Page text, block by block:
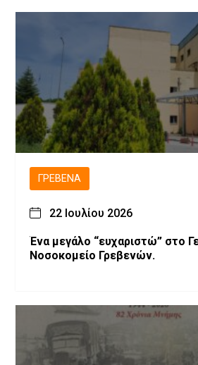
ΓΡΕΒΕΝΆ
22 Ιουλίου 2026
Ένα μεγάλο “ευχαριστώ” στο
Νοσοκομείο Γρεβενών.